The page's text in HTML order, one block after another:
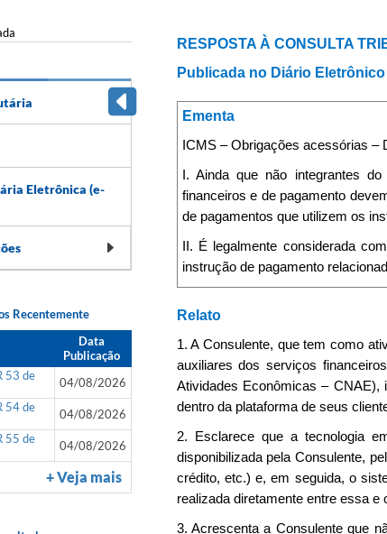
Eletrônica (e-
Recentemente
Data
Publicação
53 de
04/08/2026
54 de
04/08/2026
55 de
04/08/2026
+ Veja mais
RESPOSTA À CONSULTA
Publicada no Diário Eletrônico
Ementa
ICMS – Obrigações acessórias –
I. Ainda que não integrantes
financeiros e de pagamento
de pagamentos que utilizem os
II. É legalmente considerada
instrução de pagamento
Relato
1. A Consulente, que tem como
auxiliares dos serviços
Atividades Econômicas – CNAE),
dentro da plataforma de seus
2. Esclarece que a tecnologia
disponibilizada pela Consulente,
crédito, etc.) e, em seguida, o
realizada diretamente entre essa e
3. Acrescenta a Consulente que